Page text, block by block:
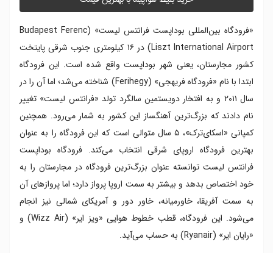
دسترسی به مرکز شهر
«فرودگاه بین‌المللی بوداپست فرانتس لیست» (Budapest Ferenc
Liszt International Airport) در ۱۶ کیلومتری جنوب شرقی پایتخت
کشور مجارستان، یعنی شهر بوداپست واقع شده است. این فرودگاه
ابتدا با نام «فرودگاه فریهجی» (Ferihegy) شناخته می‌شد؛ اما آن را در
سال ۲۰۱۱ و به افتخار دویستمین سالگرد تولد «فرانتس لیست» تغییر
نام دادند که بزرگ‌ترین آهنگساز این کشور به شمار می‌رود. همچنین
کمپانی «اسکای‌ترک»، ۵ سال متوالی است که این فرودگاه را به عنوان
بهترین فرودگاه اروپای شرقی انتخاب می‌کند. فرودگاه بوداپست
فرانتس لیست توانسته عنوان بزرگ‌ترین فرودگاه در مجارستان را به
خود اختصاص بدهد و بیشتر به سمت اروپا پرواز دارد؛ اما پروازهای آن
به سمت آفریقا، خاورمیانه، خاور دور و آمریکای شمالی نیز انجام
می‌شود. این فرودگاه، قطب خطوط هوایی «ویز ایر» (Wizz Air) و
«رایان ایر» (Ryanair) به حساب می‌آید.